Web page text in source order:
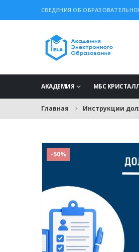
СВЕДЕНИЯ ОБ
АКАДЕМИЯ МБС
Главная Инструкции
-50%